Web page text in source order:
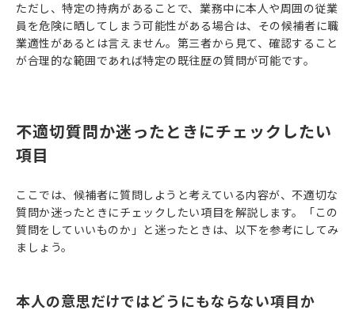
ただし、特定の持病があることで、業務中に本人や周囲の従業
員を危険に晒してしまう可能性がある場合は、その候補者に職
業適性があるとは言えません。第三者から見て、確認すること
が合理的な範囲であれば特定の既往歴の質問が可能です。
不適切質問か迷ったときにチェックしたい
項目
ここでは、候補者に質問しようと考えている内容が、不適切な
質問か迷ったときにチェックしたい項目を解説します。「この
質問をしていいものか」と迷ったときは、以下を参考にしてみ
ましょう。
本人の意思だけではどうにもならない項目か